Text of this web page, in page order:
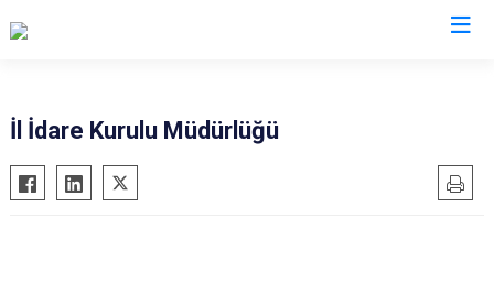
İl İdare Kurulu Müdürlüğü